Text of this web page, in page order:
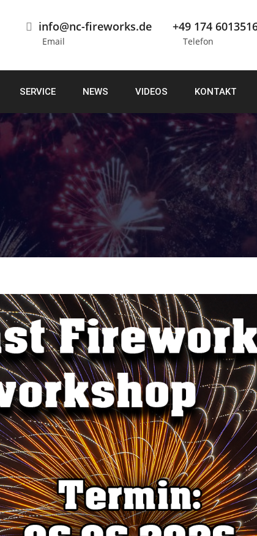
info@nc-fireworks.de
Email
+49 174
Telefon
SERVICE NEWS VIDEOS KONTAKT